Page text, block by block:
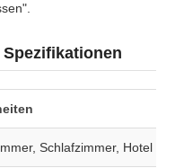
Schlafzimmer, Hotel